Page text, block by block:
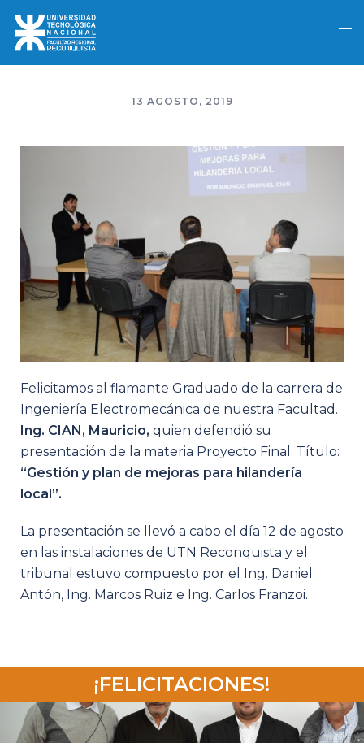
13 AGOSTO, 2019
Felicitamos al flamante Graduado de la carrera de
Ingeniería Electromecánica de nuestra Facultad.
Ing. CIAN, Mauricio, quien defendió su
presentación de la materia Proyecto Final. Título:
“Gestión y plan de mejoras para hilandería
local”.
La presentación se llevó a cabo el día 12 de agosto
en las instalaciones de UTN Reconquista y el
tribunal estuvo compuesto por el Ing. Daniel
Antón, Ing. Marcos Ruiz e Ing. Carlos Franzoi.
¡FELICITACIONES!